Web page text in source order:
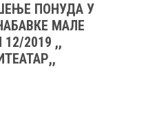
ПОНУДА У
МАЛЕ
2019 ,,